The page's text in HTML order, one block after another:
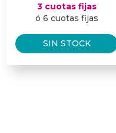
3 cuotas fijas
ó 6 cuotas fijas
SIN STOCK